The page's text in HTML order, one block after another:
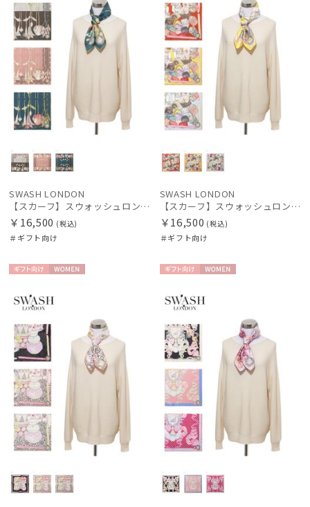
SWASH LONDON
【スカーフ】スウォッシュロンドン (SWASH LONDON) Garden Act 68×68 シルク 日本製
￥16,500 (税込)
＃ギフト向け
SWASH LONDON
【スカーフ】スウォッシュロンドン (SWASH LONDON) Fondant Fancies 68×68 シルク 日本製
￥16,500 (税込)
＃ギフト向け
向け
N
向け
N